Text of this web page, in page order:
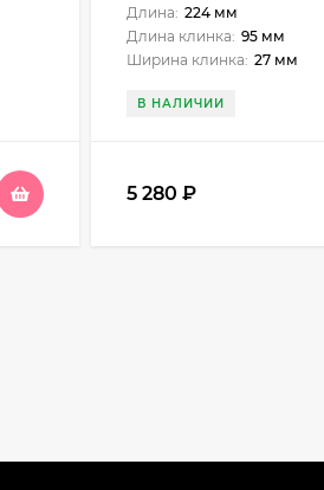
Длина: 224 мм
Длина клинка: 95 мм
Ширина клинка: 27 мм
В НАЛИЧИИ
5 280 ₽